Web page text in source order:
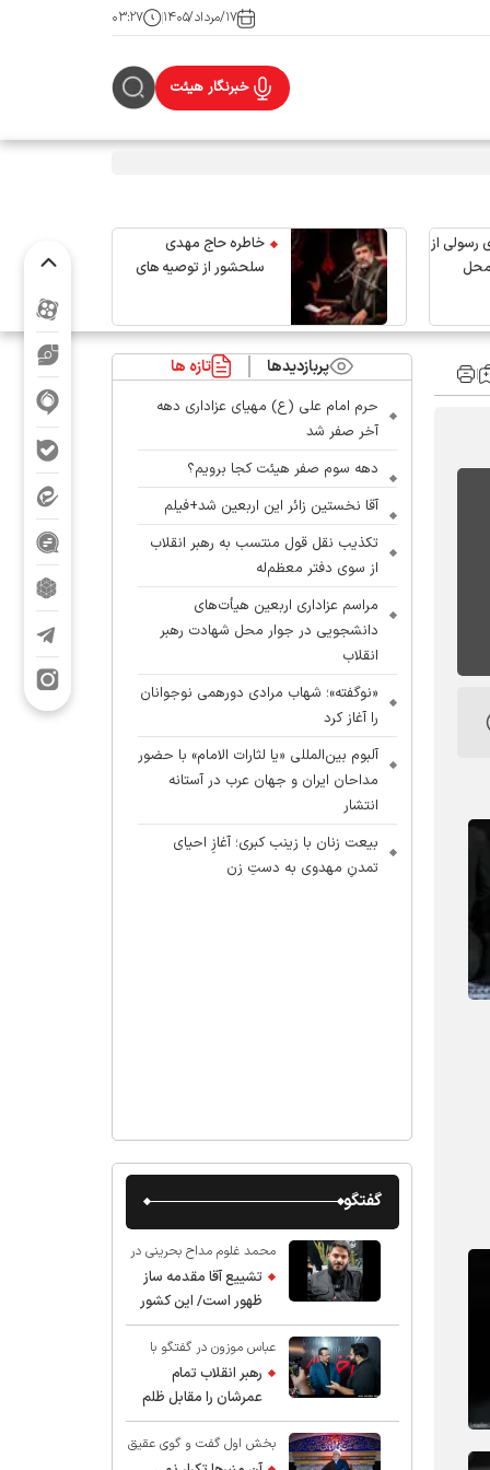
۱۷/مرداد/۱۴۰۵ ۰۳:۲۷
خبرنگار هیئت
رسولی از
خاطره حاج مهدی
سلحشور از توصیه های
پربازدیدها تازه ها
حرم امام علی (ع) مهیای عزاداری دهه
آخر صفر شد
دهه سوم صفر هیئت کجا برویم؟
آقا نخستین زائر این اربعین شد+فیلم
تکذیب نقل قول منتسب به رهبر انقلاب
از سوی دفتر معظم‌له
مراسم عزاداری اربعین هیأت‌های
دانشجویی در جوار محل شهادت رهبر
انقلاب
«نوگفته»؛ شهاب مرادی دورهمی نوجوانان
را آغاز کرد
آلبوم بین‌المللی «یا لثارات الامام» با حضور
مداحان ایران و جهان عرب در آستانه
انتشار
بیعت زنان با زینب کبری؛ آغازِ احیای
تمدنِ مهدوی به دستِ زن
گفتگو
محمد غلوم مداح بحرینی در
گفت و گو با عقیق:
تشییع آقا مقدمه ساز
ظهور است/ این کشور
صاحب دارد
عباس موزون در گفتگو با
عقیق:رهبر انقلاب تمام
عمرشان را مقابل ظلم
ایستادند پس نباید از
شهادت ایشان شگفت
بخش اول گفت و گوی عقیق
با استاد حسین انصاریان: